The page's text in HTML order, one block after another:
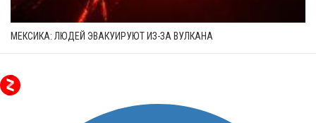
МЕКСИКА: ЛЮДЕЙ ЭВАКУИРУЮТ ИЗ-ЗА ВУЛКАНА